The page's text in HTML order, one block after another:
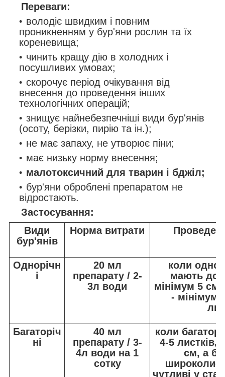
Переваги:
володіє швидким і повним
проникненням у бур'яни рослин та їх
кореневища;
чинить кращу дію в холодних і
посушливих умовах;
скорочує період очікування від
внесення до проведення інших
технологічних операцій;
знищує найнебезпечніші види бур'янів
(осоту, берізки, пирію та ін.);
не має запаху, не утворює піни;
має низьку норму внесення;
малотоксичний для тварин і бджіл;
бур'яни оброблені препаратом не
відростають.
Застосування:
Види
бур'янів
Норма витрати
Однорічн
і
20 мл
препарату / 2-
3л води
коли
мають
мінімум 5
- мінімум
Багаторіч
ні
40 мл
препарату / 3-
4л води на 1
сотку
коли
4-5 листків,
см, а
чутливі у